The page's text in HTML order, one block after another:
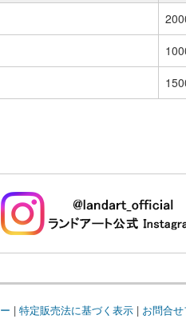
| 特定販売法に基づく表示| お問合